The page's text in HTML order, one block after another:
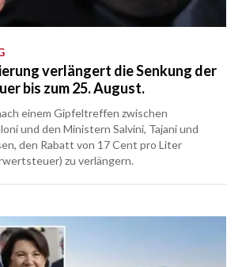
verlängert die Senkung der
bis zum 25. August.
einem Gipfeltreffen zwischen
und den Ministern Salvini, Tajani und
den Rabatt von 17 Cent pro Liter
zu verlängern.